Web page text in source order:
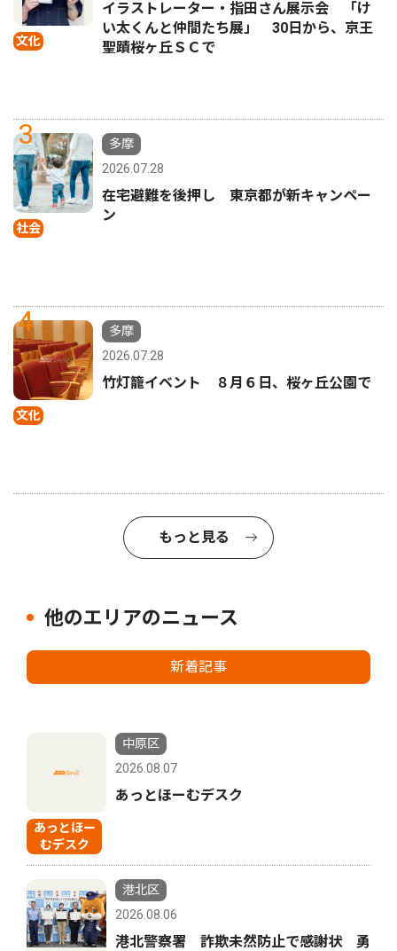
文化
イラストレーター・指田さん展示会 「け
い太くんと仲間たち展」 30日から、京王
聖蹟桜ヶ丘ＳＣで
3
社会
多摩
2026.07.28
在宅避難を後押し 東京都が新キャンペー
ン
4
文化
多摩
2026.07.28
竹灯籠イベント ８月６日、桜ヶ丘公園で
もっと見る
他のエリアのニュース
新着記事
あっとほー
むデスク
中原区
2026.08.07
あっとほーむデスク
港北区
2026.08.06
港北警察署 詐欺未然防止で感謝状 勇